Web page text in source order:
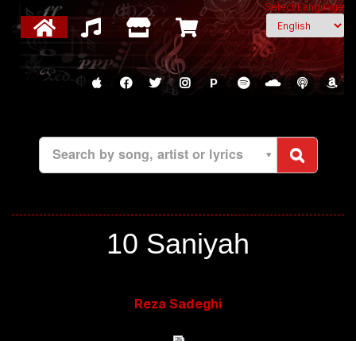
Select Language
P
Search by song, artist or lyrics
10 Saniyah
Reza Sadeghi